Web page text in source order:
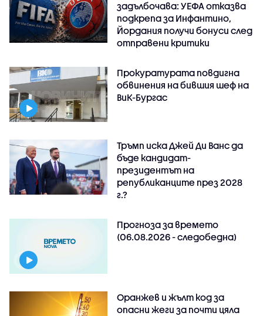
задълбочава: УЕФА отказва
подкрепа за Инфантино,
Йордания получи бонуси след
отправени критики
Прокуратурата повдигна
обвинения на бившия шеф на
ВиК-Бургас
Тръмп иска Джей Ди Ванс да
бъде кандидат-
президентът на
републиканците през 2028
г.?
Прогноза за времето
(06.08.2026 - следобедна)
Оранжев и жълт код за
опасни жеги за почти цяла